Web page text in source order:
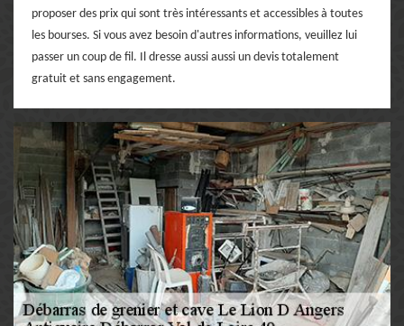
proposer des prix qui sont très intéressants et accessibles à toutes
les bourses. Si vous avez besoin d'autres informations, veuillez lui
passer un coup de fil. Il dresse aussi aussi un devis totalement
gratuit et sans engagement.